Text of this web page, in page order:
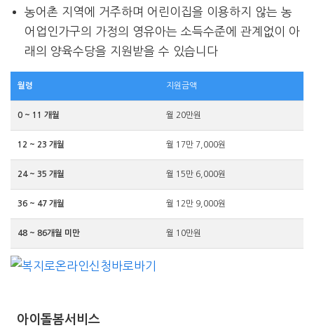
농어촌 지역에 거주하며 어린이집을 이용하지 않는 농
어업인가구의 가정의 영유아는 소득수준에 관계없이 아
래의 양육수당을 지원받을 수 있습니다
월령 지원금액
0 ~ 11 개월 월 20만원
12 ~ 23 개월 월 17만 7,000원
24 ~ 35 개월 월 15만 6,000원
36 ~ 47 개월 월 12만 9,000원
48 ~ 86개월 미만 월 10만원
아이돌봄서비스